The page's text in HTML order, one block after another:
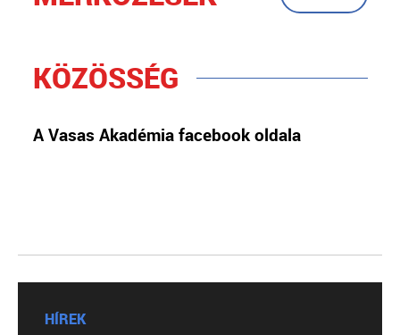
KÖZÖSSÉG
A Vasas Akadémia facebook oldala
HÍREK